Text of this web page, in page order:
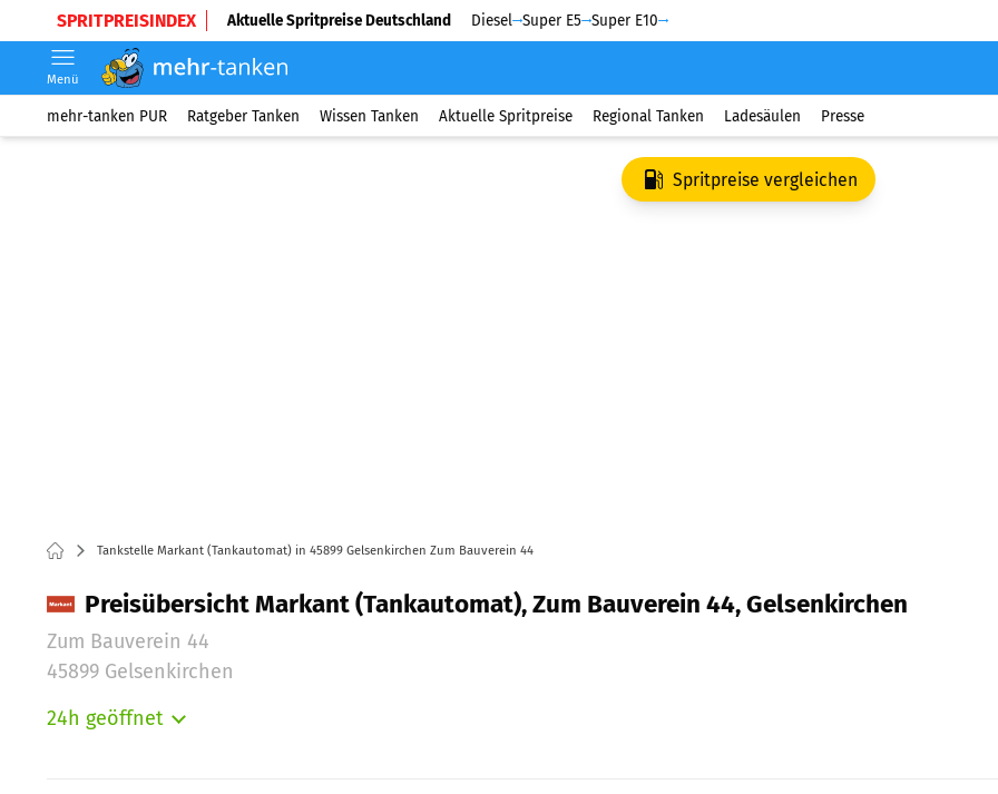
SPRITPREISINDEX Aktuelle Spritpreise Deutschland Diesel Super E5 Super E10
Menü
mehr-tanken PUR Ratgeber Tanken Wissen Tanken Aktuelle Spritpreise Regional Tanken Ladesäulen Presse
Spritpreise vergleichen
Tankstelle Markant (Tankautomat) in 45899 Gelsenkirchen Zum Bauverein 44
Preisübersicht Markant (Tankautomat), Zum Bauverein 44, Gelsenkirchen
Zum Bauverein 44
45899 Gelsenkirchen
24h geöffnet